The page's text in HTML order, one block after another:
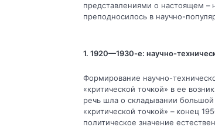
представлениями о настоящем –
преподносилось в научно-
1. 1920—1930-е: научно-
Формирование научно-
«критической точкой» в ее
речь шла о складывании
«критической точкой» – конец
политическое значение